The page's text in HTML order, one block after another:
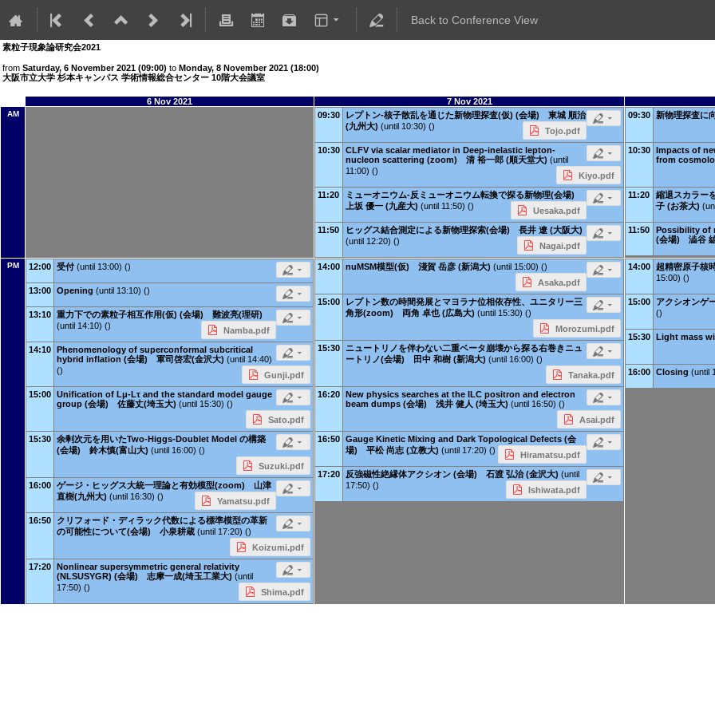
Back to Conference View
素粒子現象論研究会2021
from Saturday, 6 November 2021 (09:00) to Monday, 8 November 2021 (18:00)
大阪市立大学 杉本キャンパス 学術情報総合センター 10階大会議室
6 Nov 2021 7 Nov 2021
AM 09:30
レプトン-核子散乱を通じた新物理探査(仮) (会場) 東城 順治
(九州大) (until 10:30) ()
Tojo.pdf
10:30 CLFV via scalar mediator in Deep-inelastic lepton-
nucleon scattering (zoom) 清 裕一郎 (順天堂大) (until
11:00) ()
Kiyo.pdf
11:20
ミューオニウム-反ミューオニウム転換で探る新物理(会場)
上坂 優一 (九産大) (until 11:50) ()
Uesaka.pdf
11:50
ヒッグス結合測定による新物理探索(会場) 長井 遼 (大阪大)
(until 12:20) ()
Nagai.pdf
09:30 新物理探査に
10:30 Impacts of
from
11:20
縮退スカラー
子 (お茶大)
11:50
Possibility of
(会場) 澁谷
PM 12:00 受付 (until 13:00) ()
13:00 Opening (until 13:10) ()
13:10 重力下での素粒子相互作用(仮) (会場) 難波亮(理研)
(until 14:10) ()
Namba.pdf
14:10 Phenomenology of superconformal subcritical
hybrid inflation (会場) 軍司啓宏(金沢大) (until 14:40)
()
Gunji.pdf
15:00 Unification of Lμ-Lτ and the standard model gauge
group (会場) 佐藤丈(埼玉大) (until 15:30) ()
Sato.pdf
15:30 余剰次元を用いたTwo-Higgs-Doublet Model の構築
(会場) 鈴木慎(富山大) (until 16:00) ()
Suzuki.pdf
16:00 ゲージ・ヒッグス大統一理論と有効模型(zoom) 山津
直樹(九州大) (until 16:30) ()
Yamatsu.pdf
16:50
クリフォード・ディラック代数による標準模型の革新
の可能性について(会場) 小泉耕蔵 (until 17:20) ()
Koizumi.pdf
17:20 Nonlinear supersymmetric general relativity
(NLSUSYGR) (会場) 志摩一成(埼玉工業大) (until
17:50) ()
Shima.pdf
14:00 nuMSM模型(仮) 淺賀 岳彦 (新潟大) (until 15:00) ()
Asaka.pdf
15:00
レプトン数の時間発展とマヨラナ位相依存性、ユニタリー三
角形(zoom) 両角 卓也 (広島大) (until 15:30) ()
Morozumi.pdf
15:30
ニュートリノを伴わない二重ベータ崩壊から探る右巻きニュ
ートリノ(会場) 田中 和樹 (新潟大) (until 16:00) ()
Tanaka.pdf
16:20 New physics searches at the ILC positron and electron
beam dumps (会場) 浅井 健人 (埼玉大) (until 16:50) ()
Asai.pdf
16:50 Gauge Kinetic Mixing and Dark Topological Defects (会
場) 平松 尚志 (立教大) (until 17:20) ()
Hiramatsu.pdf
17:20
反強磁性絶縁体アクシオン (会場) 石渡 弘治 (金沢大) (until
17:50) ()
Ishiwata.pdf
14:00 超精密原子核
15:00) ()
15:00
アクシオンゲ
()
15:30 Light mass
16:00 Closing (until